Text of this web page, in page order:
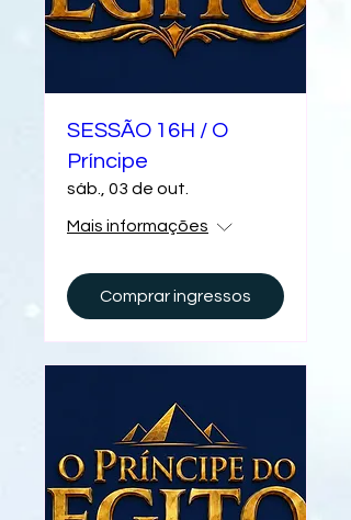
SESSÃO 16H / O
Príncipe
sáb., 03 de out.
Mais informações
Comprar ingressos